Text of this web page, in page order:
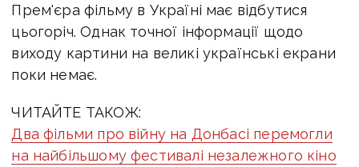
Прем'єра фільму в Україні має відбутися
цьогоріч. Однак точної інформації щодо
виходу картини на великі українські екрани
поки немає.
ЧИТАЙТЕ ТАКОЖ:
Два фільми про війну на Донбасі перемогли
на найбільшому фестивалі незалежного кіно